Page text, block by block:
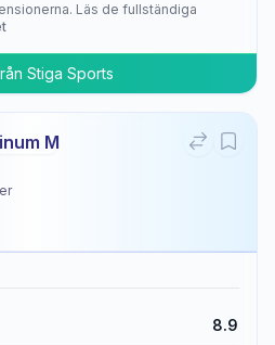
Läs de fullständiga
Stiga Sports
M
8.9